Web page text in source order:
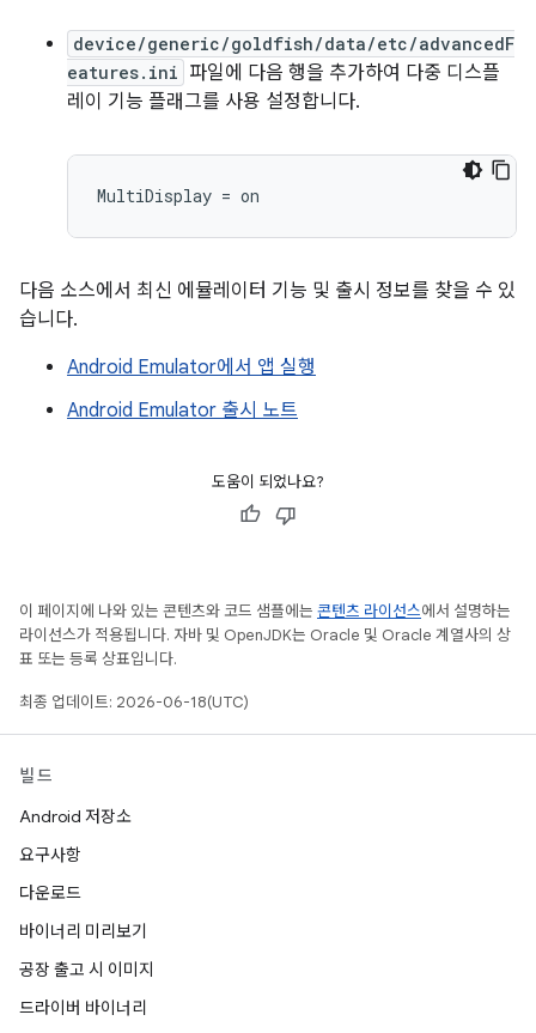
device/generic/goldfish/data/etc/advancedF
eatures.ini 파일에 다음 행을 추가하여 다중 디스플
레이 기능 플래그를 사용 설정합니다.
다음 소스에서 최신 에뮬레이터 기능 및 출시 정보를 찾을 수 있
습니다.
Android Emulator에서 앱 실행
Android Emulator 출시 노트
도움이 되었나요?
이 페이지에 나와 있는 콘텐츠와 코드 샘플에는 콘텐츠 라이선스에서 설명하는
라이선스가 적용됩니다. 자바 및 OpenJDK는 Oracle 및 Oracle 계열사의 상
표 또는 등록 상표입니다.
최종 업데이트: 2026-06-18(UTC)
빌드
Android 저장소
요구사항
다운로드
바이너리 미리보기
공장 출고 시 이미지
드라이버 바이너리